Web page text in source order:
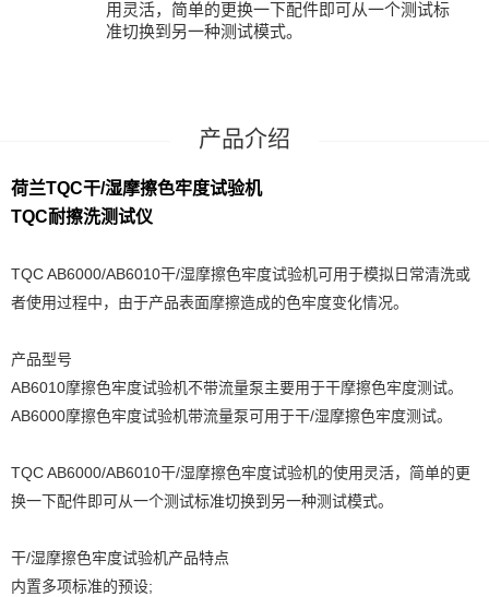
用灵活，简单的更换一下配件即可从一个测试标
准切换到另一种测试模式。
产品介绍
荷兰TQC干/湿摩擦色牢度试验机
TQC耐擦洗测试仪
TQC AB6000/AB6010干/湿摩擦色牢度试验机可用于模拟日常清洗或
者使用过程中，由于产品表面摩擦造成的色牢度变化情况。
产品型号
AB6010摩擦色牢度试验机不带流量泵主要用于干摩擦色牢度测试。
AB6000摩擦色牢度试验机带流量泵可用于干/湿摩擦色牢度测试。
TQC AB6000/AB6010干/湿摩擦色牢度试验机的使用灵活，简单的更
换一下配件即可从一个测试标准切换到另一种测试模式。
干/湿摩擦色牢度试验机产品特点
内置多项标准的预设;